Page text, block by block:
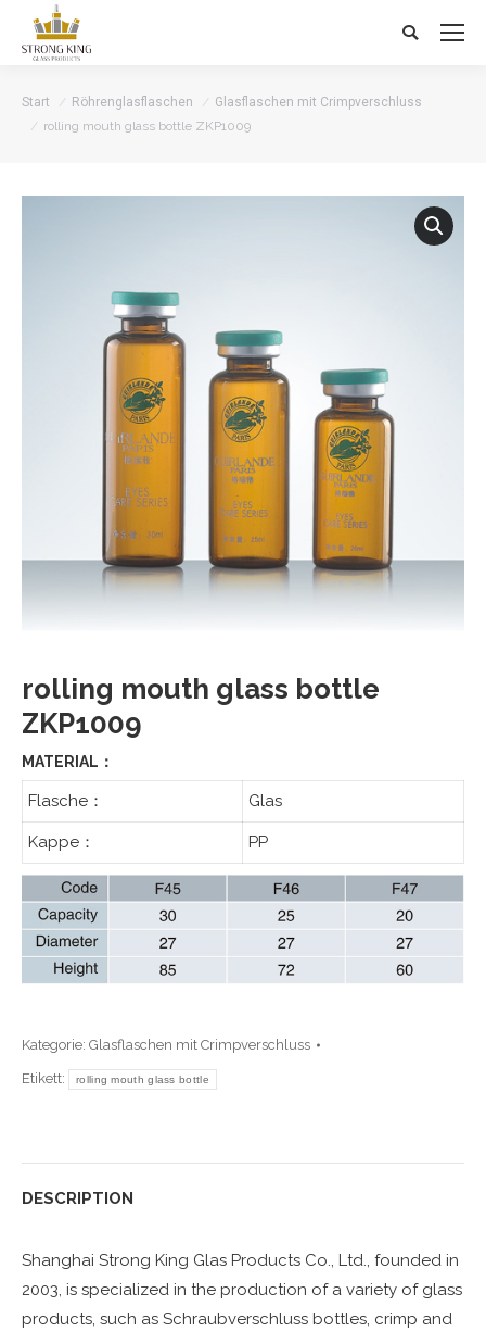
Search:
Start Röhrenglasflaschen
Glasflaschen mit Crimpverschluss
rolling mouth glass bottle ZKP1009
rolling mouth glass bottle
ZKP1009
MATERIAL：
Flasche： Glas
Kappe： PP
Kategorie: Glasflaschen mit Crimpverschluss
Etikett: rolling mouth glass bottle
DESCRIPTION
Shanghai Strong King Glas Products Co., Ltd., founded in
2003, is specialized in the production of a variety of glass
products, such as Schraubverschluss bottles, crimp and